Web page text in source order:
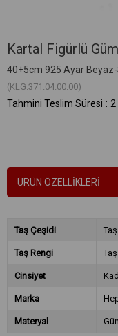
Kartal Figürlü
40+5cm 925 Ayar Beyaz-
(KLG.371.04.00.00)
Tahmini Teslim Süresi :
ÜRÜN ÖZELLIKLERI
Taş Çeşidi
Taş Rengi
Cinsiyet
Marka
Materyal